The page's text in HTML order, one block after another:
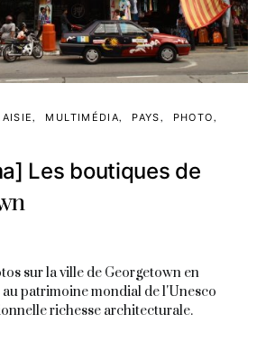
MULTIMÉDIA PAYS
PHOTO
Les boutiques de
sur la ville de Georgetown en
au patrimoine mondial de l'Unesco
richesse architecturale.